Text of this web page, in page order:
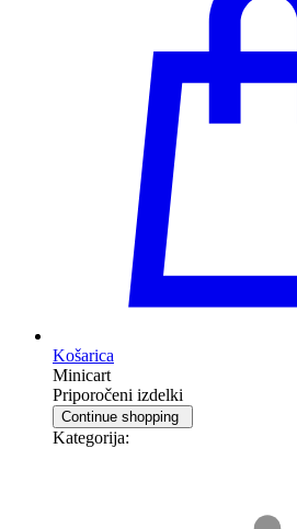
Košarica
Minicart
Priporočeni izdelki
Continue shopping
Kategorija: